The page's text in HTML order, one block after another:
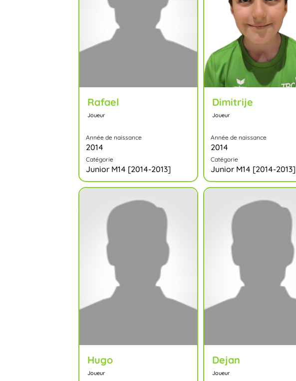
Rafael
Joueur
Année de naissance
2014
Catégorie
Junior M14 [2014-2013]
Dimitrije
Joueur
Année de naissance
2014
Catégorie
Junior M14 [2014-2013]
Hugo
Joueur
Dejan
Joueur